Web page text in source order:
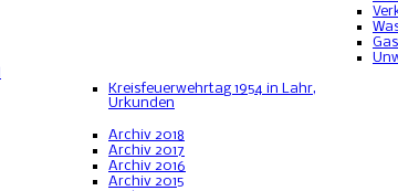
Kreisfeuerwehrtag 1954 in Lahr,
Urkunden
Archiv 2018
Archiv 2017
Archiv 2016
Archiv 2015